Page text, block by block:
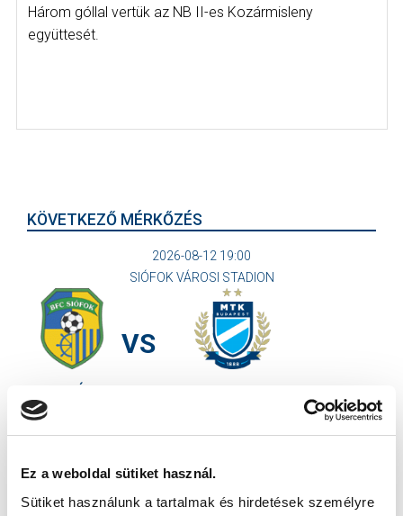
Ez a weboldal sütiket használ.
Sütiket használunk a tartalmak és hirdetések személyre
Három góllal vertük az NB II-es Kozármisleny
együttesét.
KÖVETKEZŐ MÉRKŐZÉS
2026-08-12 19:00
SIÓFOK VÁROSI STADION
VS
MTK BUDAPEST HÍRLEVÉL
Ne maradjon le egy eseményről sem! Iratkozzon fel ingyenes